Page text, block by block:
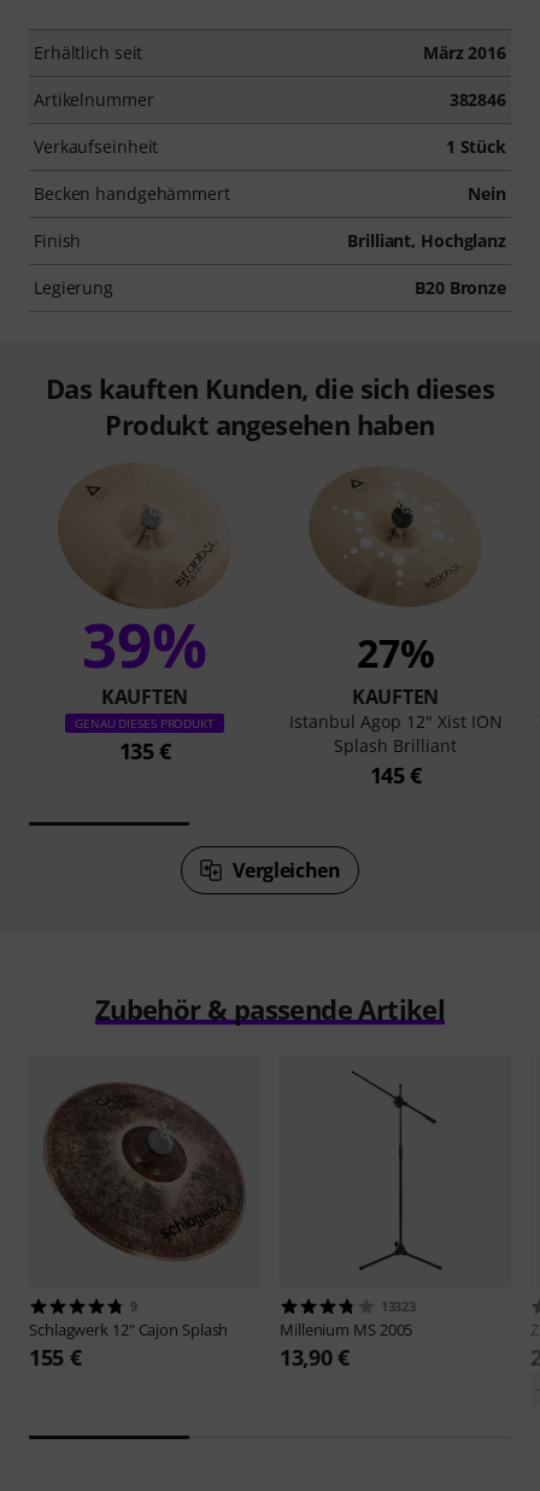
Erhältlich seit März 2016
Artikelnummer 382846
Verkaufseinheit 1 Stück
Becken handgehämmert Nein
Finish Brilliant, Hochglanz
Legierung B20 Bronze
Das kauften Kunden, die sich dieses
Produkt angesehen haben
39%
KAUFTEN
GENAU DIESES PRODUKT
135 €
27%
KAUFTEN
Istanbul Agop 12" Xist ION
Splash Brilliant
145 €
Vergleichen
Zubehör & passende Artikel
9
Schlagwerk 12" Cajon Splash
155 €
13323
Millenium MS 2005
13,90 €